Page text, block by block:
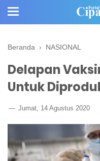
Beranda › NASIONAL
Delapan
Untuk
Jumat, 14 Agustus 2020